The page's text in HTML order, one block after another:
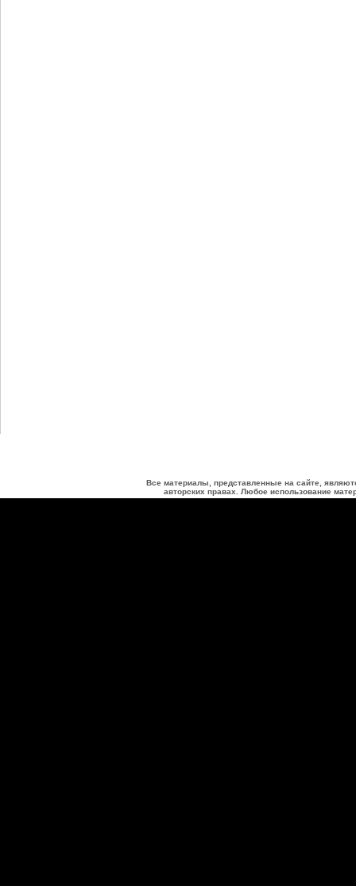
Все материалы, представленные на сайте,
авторских правах. Любое использование